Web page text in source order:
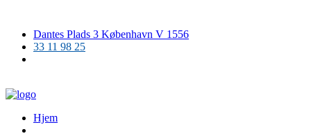
Dantes Plads 3 København V 1556
33 11 98 25
Hjem